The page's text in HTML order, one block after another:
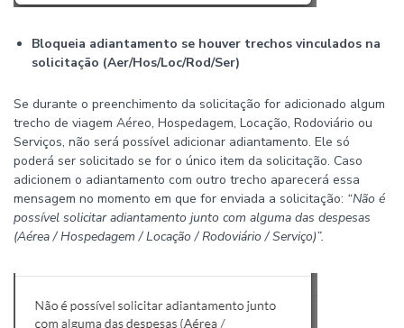
Bloqueia adiantamento se houver trechos vinculados na
solicitação (Aer/Hos/Loc/Rod/Ser)
Se durante o preenchimento da solicitação for adicionado algum
trecho de viagem Aéreo, Hospedagem, Locação, Rodoviário ou
Serviços, não será possível adicionar adiantamento. Ele só
poderá ser solicitado se for o único item da solicitação. Caso
adicionem o adiantamento com outro trecho aparecerá essa
mensagem no momento em que for enviada a solicitação: “Não é
possível solicitar adiantamento junto com alguma das despesas
(Aérea / Hospedagem / Locação / Rodoviário / Serviço)”.